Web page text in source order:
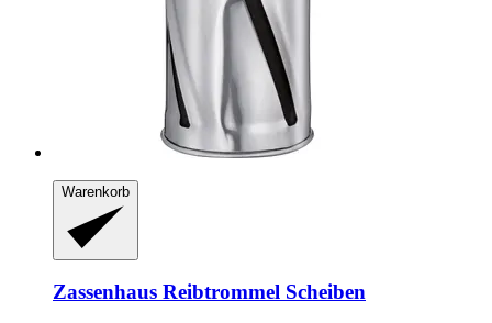
Warenkorb
Zassenhaus Reibtrommel Scheiben